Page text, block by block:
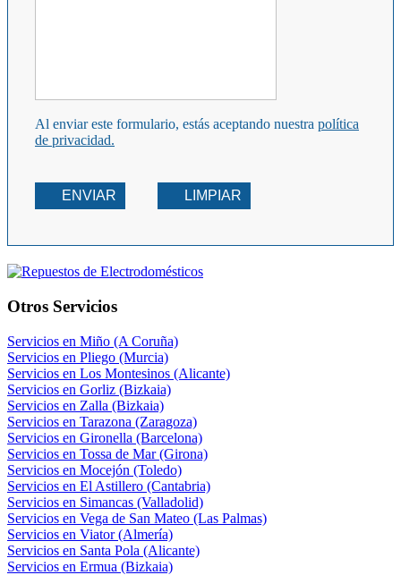
Al enviar este formulario, estás aceptando nuestra política
de privacidad.
ENVIAR LIMPIAR
Otros Servicios
Servicios en Miño (A Coruña)
Servicios en Pliego (Murcia)
Servicios en Los Montesinos (Alicante)
Servicios en Gorliz (Bizkaia)
Servicios en Zalla (Bizkaia)
Servicios en Tarazona (Zaragoza)
Servicios en Gironella (Barcelona)
Servicios en Tossa de Mar (Girona)
Servicios en Mocejón (Toledo)
Servicios en El Astillero (Cantabria)
Servicios en Simancas (Valladolid)
Servicios en Vega de San Mateo (Las Palmas)
Servicios en Viator (Almería)
Servicios en Santa Pola (Alicante)
Servicios en Ermua (Bizkaia)